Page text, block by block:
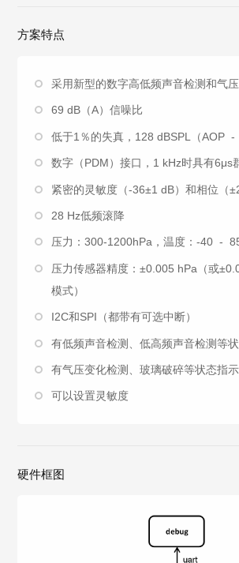
方案特点
采用新型的数字高低频声音检测和气
69 dB（A）信噪比
低于1％的失真，128 dBSPL（AOP -
数字（PDM）接口，1 kHz时具有6μs
紧密的灵敏度（-36±1 dB）和相位（
28 Hz低频滚降
压力：300-1200hPa，温度：-40 -
压力传感器精度：±0.005 hPa（或
模式）
I2C和SPI（都带有可选中断）
有低频声音检测、低高频声音检测等
有气压变化检测、玻璃破碎等状态指示
可以设置灵敏度
硬件框图